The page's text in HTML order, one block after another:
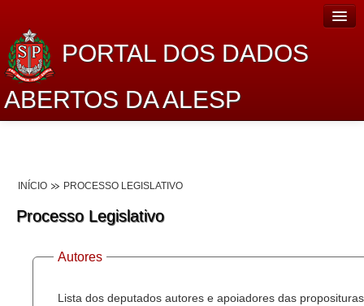
PORTAL DOS DADOS
ABERTOS DA ALESP
Lei de Acesso à Informação
Dados Governamentais Abertos
Planejamento
INÍCIO PROCESSO LEGISLATIVO
Processo Legislativo
Autores
Lista dos deputados autores e apoiadores das proposituras